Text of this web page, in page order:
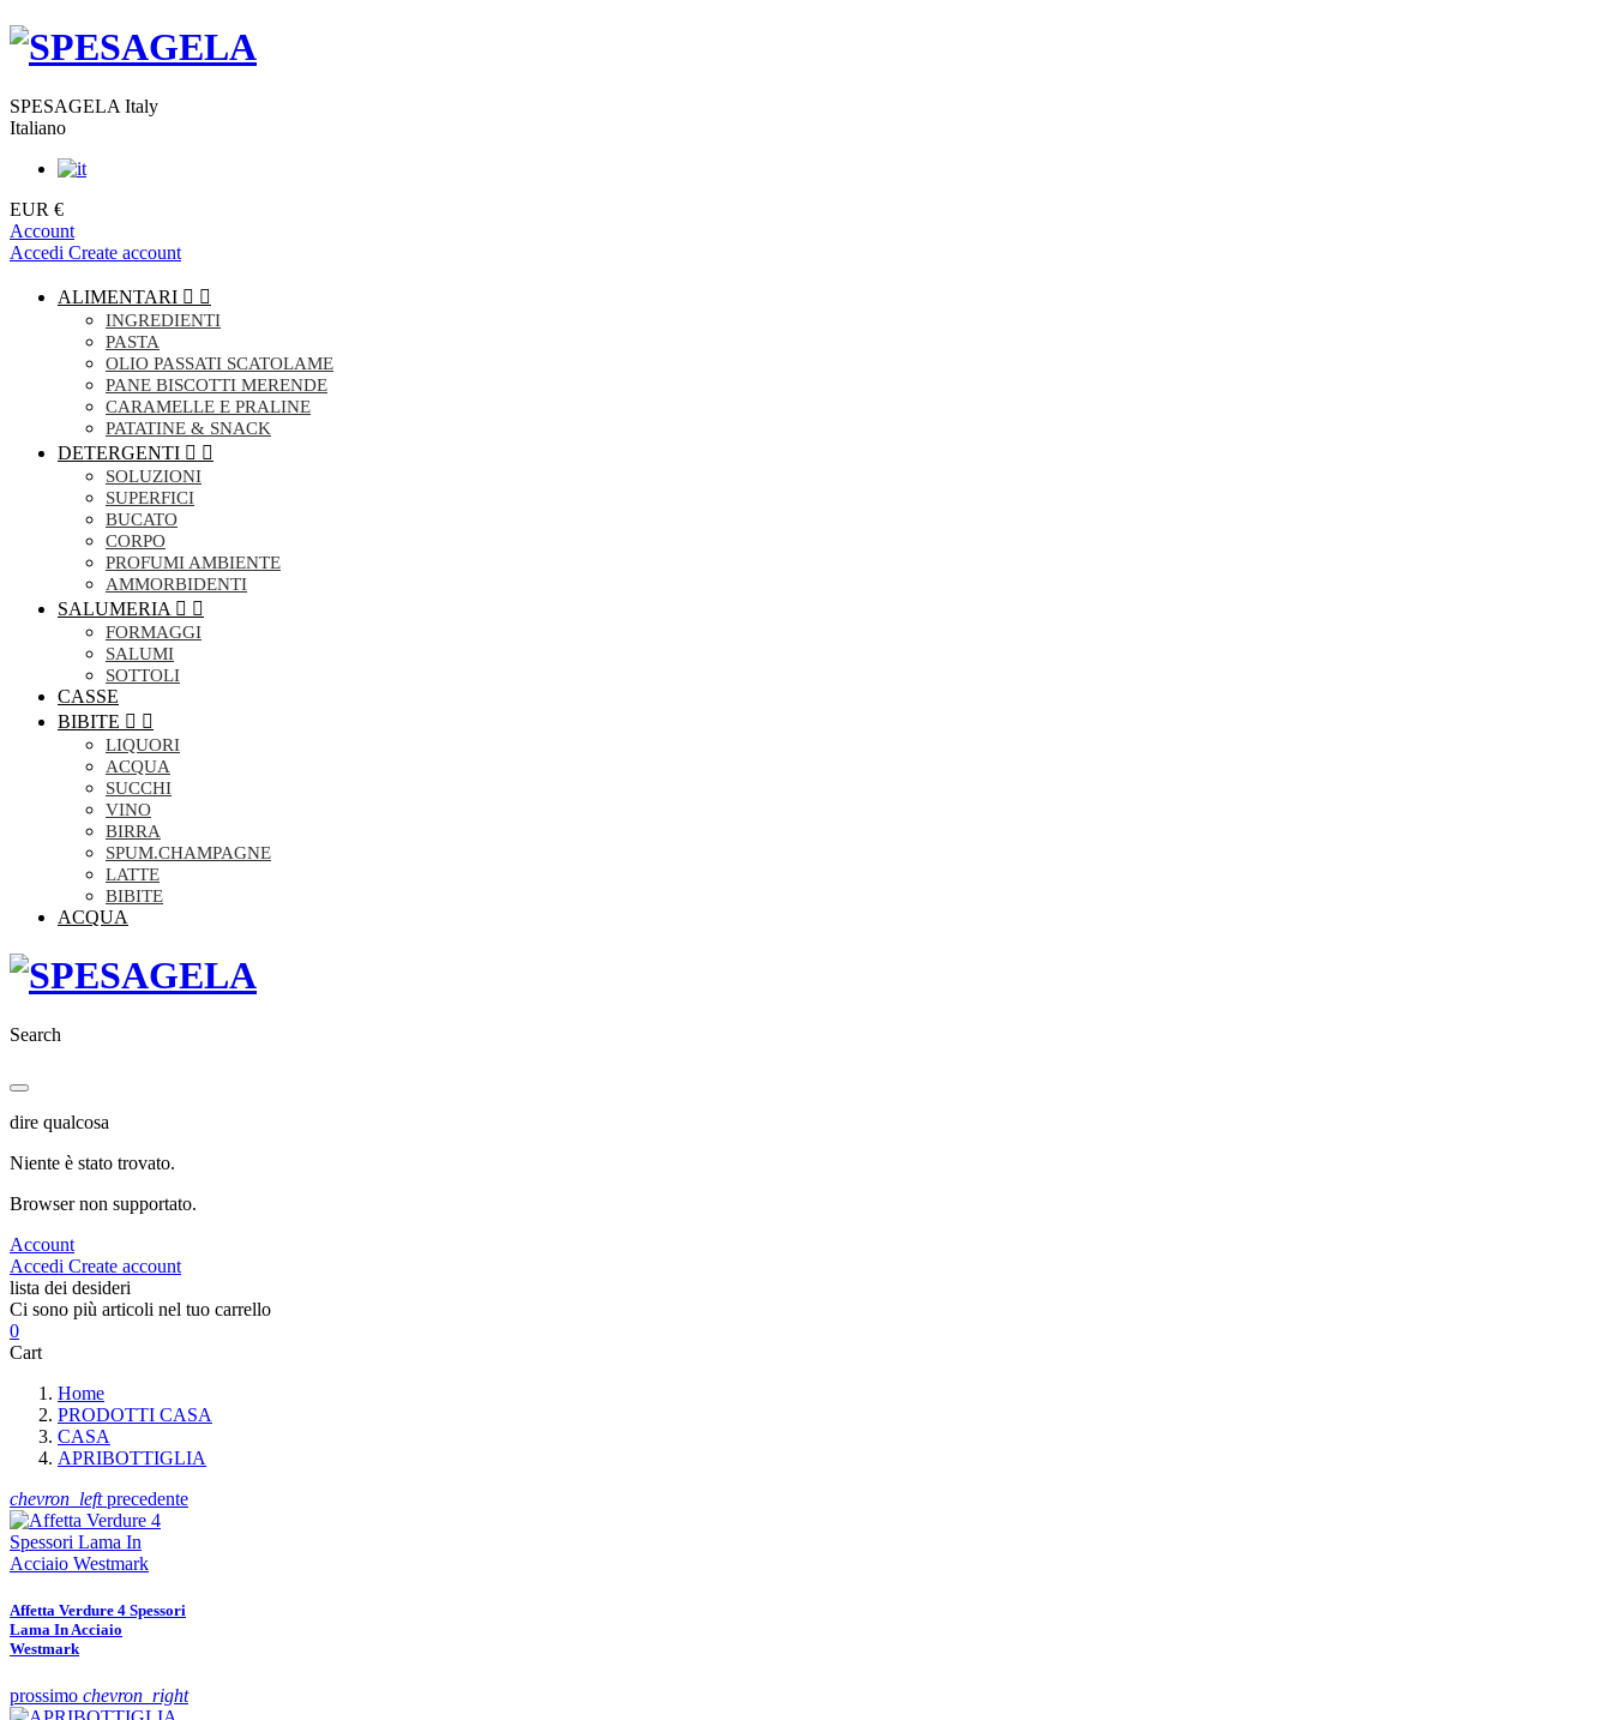
SPESAGELA Italy
Italiano
EUR €
Account
Accedi Create account
ALIMENTARI  
INGREDIENTI
PASTA
OLIO PASSATI SCATOLAME
PANE BISCOTTI MERENDE
CARAMELLE E PRALINE
PATATINE & SNACK
DETERGENTI  
SOLUZIONI
SUPERFICI
BUCATO
CORPO
PROFUMI AMBIENTE
AMMORBIDENTI
SALUMERIA  
FORMAGGI
SALUMI
SOTTOLI
CASSE
BIBITE  
LIQUORI
ACQUA
SUCCHI
VINO
BIRRA
SPUM.CHAMPAGNE
LATTE
BIBITE
ACQUA
Search
dire qualcosa
Niente è stato trovato.
Browser non supportato.
Account
Accedi Create account
lista dei desideri
Ci sono più articoli nel tuo carrello
0
Cart
Home
PRODOTTI CASA
CASA
APRIBOTTIGLIA
chevron_leftprecedente
Affetta Verdure 4 Spessori
Lama In Acciaio
Westmark
prossimo chevron_right